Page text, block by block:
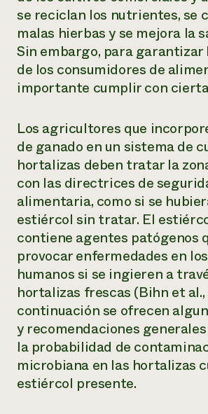
se reciclan los nutrientes, se
malas hierbas y se mejora la
Sin embargo, para garantizar
de los consumidores de
importante cumplir con
Los agricultores que
de ganado en un sistema de
hortalizas deben tratar la
con las directrices de
alimentaria, como si se
estiércol sin tratar. El
contiene agentes patógenos
provocar enfermedades en
humanos si se ingieren a
hortalizas frescas (Bihn et al.,
continuación se ofrecen
y recomendaciones
la probabilidad de
microbiana en las hortalizas
estiércol presente.